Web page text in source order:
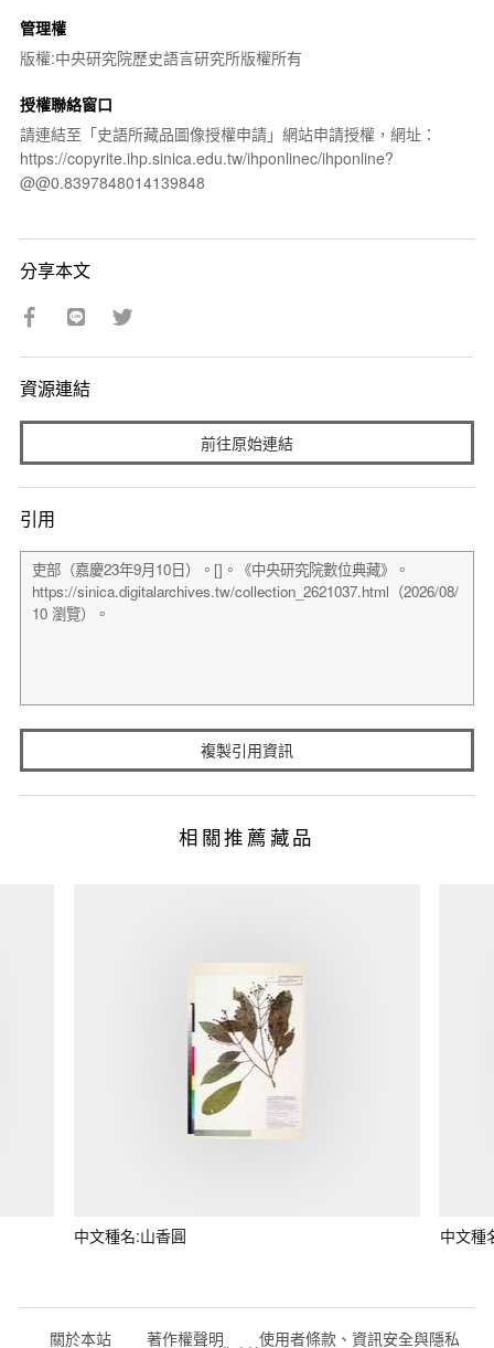
管理權
版權:中央研究院歷史語言研究所版權所有
授權聯絡窗口
請連結至「史語所藏品圖像授權申請」網站申請授權，網址：
https://copyrite.ihp.sinica.edu.tw/ihponlinec/ihponline?
@@0.8397848014139848
分享本文
資源連結
前往原始連結
引用
複製引用資訊
相關推薦藏品
中文種名:山香圓 中文種
關於本站 著作權聲明 使用者條款、資訊安全與隱私